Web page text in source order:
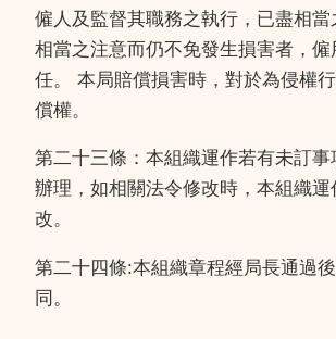
僱人及監督其職務之執行，已盡相當
相當之注意而仍不免發生損害者，
任。 本局賠償損害時，對於為侵權
償權。
第二十三條：本組織運作若有未訂事
辦理，如相關法令修改時，本組織運
改。
第二十四條:本組織章程經局長通過
同。